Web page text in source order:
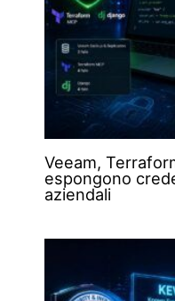
Veeam,
espongono
aziendali